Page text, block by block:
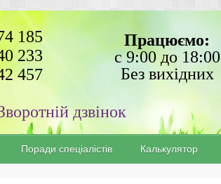
185
233
457
Працюємо:
с 9:00 до 18:00
Без вихідних
дзвінок
Поради спеціалістів Калькулятор